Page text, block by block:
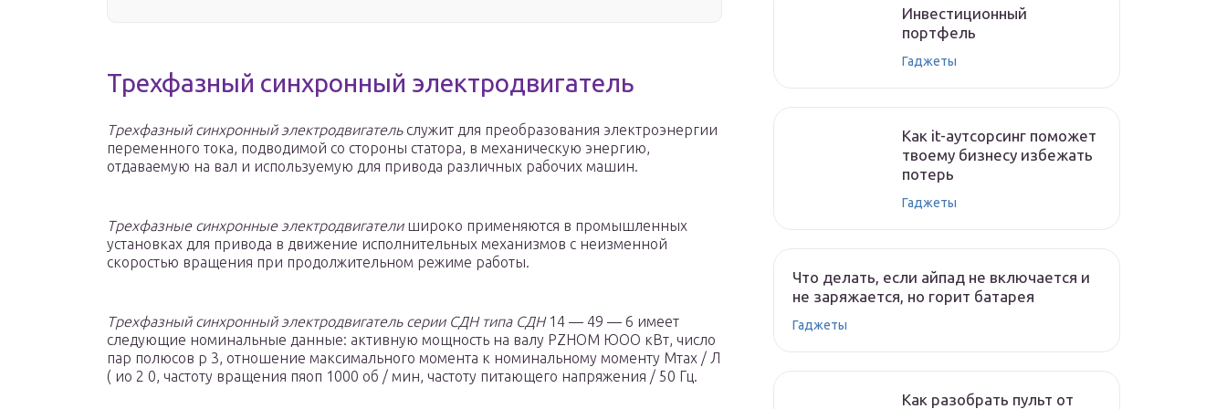
Трехфазный синхронный электродвигатель
Трехфазный синхронный электродвигательслужит для преобразования электроэнергии
переменного тока, подводимой со стороны статора, в механическую энергию,
отдаваемую на вал и используемую для привода различных рабочих машин.
Трехфазные синхронные электродвигателишироко применяются в промышленных
установках для привода в движение исполнительных механизмов с неизменной
скоростью вращения при продолжительном режиме работы.
Трехфазный синхронный электродвигатель серии СДН типа СДН14 — 49 — 6 имеет
следующие номинальные данные: активную мощность на валу PZHOM ЮОО кВт, число
пар полюсов р 3, отношение максимального момента к номинальному моменту Мтах / Л
( ио 2 0, частоту вращения пяоп 1000 об / мин, частоту питающего напряжения / 50 Гц.
Инвестиционный
портфель
Гаджеты
Как it-аутсорсинг поможет
твоему бизнесу избежать
потерь
Гаджеты
Что делать, если айпад не включается и
не заряжается, но горит батарея
Гаджеты
Как разобрать пульт от